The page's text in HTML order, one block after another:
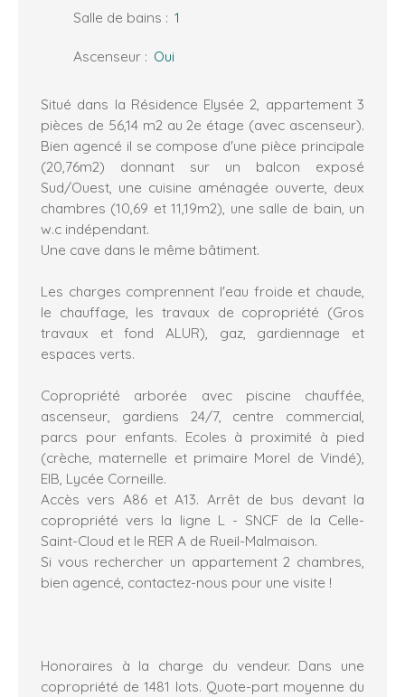
Salle de bains : 1
Ascenseur : Oui
Situé dans la Résidence Elysée 2, appartement 3
pièces de 56,14 m2 au 2e étage (avec ascenseur).
Bien agencé il se compose d'une pièce principale
(20,76m2) donnant sur un balcon exposé
Sud/Ouest, une cuisine aménagée ouverte, deux
chambres (10,69 et 11,19m2), une salle de bain, un
w.c indépendant.
Une cave dans le même bâtiment.
Les charges comprennent l'eau froide et chaude,
le chauffage, les travaux de copropriété (Gros
travaux et fond ALUR), gaz, gardiennage et
espaces verts.
Copropriété arborée avec piscine chauffée,
ascenseur, gardiens 24/7, centre commercial,
parcs pour enfants. Ecoles à proximité à pied
(crèche, maternelle et primaire Morel de Vindé),
EIB, Lycée Corneille.
Accès vers A86 et A13. Arrêt de bus devant la
copropriété vers la ligne L - SNCF de la Celle-
Saint-Cloud et le RER A de Rueil-Malmaison.
Si vous rechercher un appartement 2 chambres,
bien agencé, contactez-nous pour une visite !
Honoraires à la charge du vendeur. Dans une
copropriété de 1481 lots. Quote-part moyenne du